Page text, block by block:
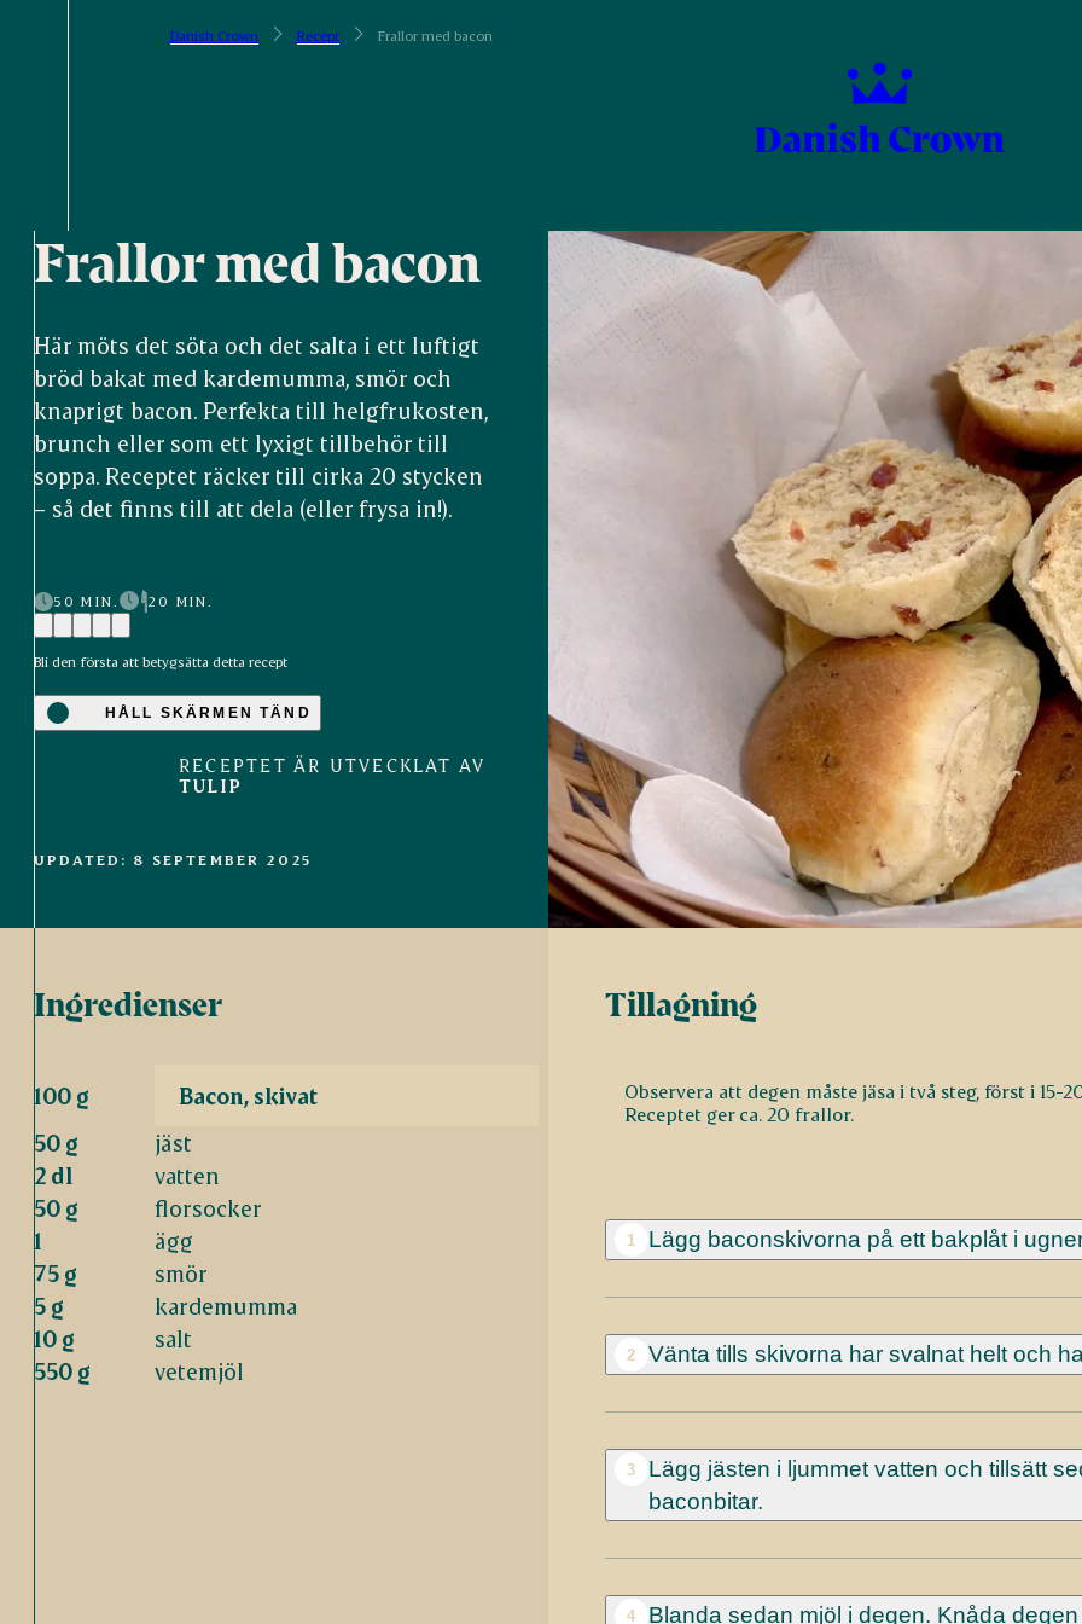
Danish Crown Recept Frallor med bacon
Frallor med bacon
Här möts det söta och det salta i ett luftigt
bröd bakat med kardemumma, smör och
knaprigt bacon. Perfekta till helgfrukosten,
brunch eller som ett lyxigt tillbehör till
soppa. Receptet räcker till cirka 20 stycken
– så det finns till att dela (eller frysa in!).
50 MIN. 20 MIN.
Bli den första att betygsätta detta recept
HÅLL SKÄRMEN TÄND
RECEPTET ÄR UTVECKLAT AV
TULIP
UPDATED: 8 SEPTEMBER 2025
Ingredienser
100 g
Bacon, skivat
50 g
jäst
2 dl
vatten
50 g
florsocker
1
ägg
75 g
smör
5 g
kardemumma
10 g
salt
550 g
vetemjöl
Tillagning
Observera att degen måste jäsa i två steg, först i
Receptet ger ca. 20 frallor.
1 Lägg baconskivorna på ett bakplåt i
2 Vänta tills skivorna har svalnat helt och
3
Lägg jästen i ljummet vatten och tillsätt
baconbitar.
4
Blanda sedan mjöl i degen. Knåda